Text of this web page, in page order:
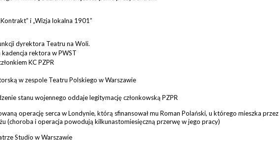
i „Wizja lokalna 1901”
dyrektora Teatru na Woli.
rektora w PWST
KC PZPR
w zespole Teatru Polskiego w Warszawie
stanu wojennego oddaje legitymację członkowską PZPR
operację serca w Londynie, którą sfinansował mu Roman Polański, u którego mieszka przez
(choroba i operacja powodują kilkunastomiesięczną przerwę w jego pracy)
Studio w Warszawie